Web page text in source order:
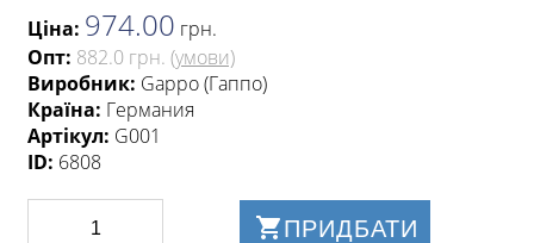
Ціна: 974.00 грн.
Опт: 882.0 грн. (умови)
Виробник: Gappo (Гаппо)
Країна: Германия
Артікул: G001
ID: 6808
ПРИДБАТИ